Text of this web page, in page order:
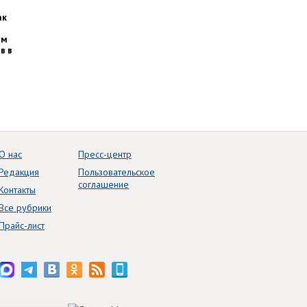
в
нас
рубрики
лист
Пресс-центр
Пользовательское
соглашение